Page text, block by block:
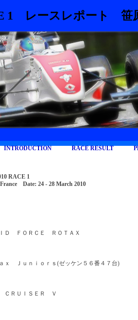
1 レースレポート 笹
INTRODUCTION RACE RESULT
RACE 1
Date: 24 - 28 March 2010
ＩＤ ＦＯＲＣＥ ＲＯＴＡＸ
ｘ Ｊｕｎｉｏｒｓ(ゼッケン５６番４７台)
ＣＲＵＩＳＥＲ Ｖ